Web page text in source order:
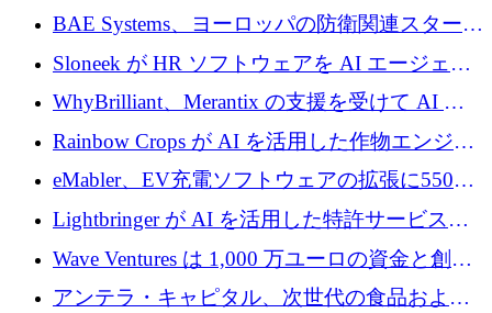
オを拡大するためにシリーズ A で 1,300 万ド
ルを調達
BAE Systems、ヨーロッパの防衛関連スタート
アップの規模拡大を支援するために 5,000 万
ユーロの支援を開始
Sloneek が HR ソフトウェアを AI エージェン
トに変えるために 600 万ドルを調達
WhyBrilliant、Merantix の支援を受けて AI 求
人マッチングを拡大するために 100 万ユーロ
Rainbow Crops が AI を活用した作物エンジニ
アリングを拡張するために 970 万ユーロを調
eMabler、EV充電ソフトウェアの拡張に550万
ユーロを確保
Lightbringer が AI を活用した特許サービスを
拡大するために 1,000 万ドルを調達
Wave Ventures は 1,000 万ユーロの資金と創設
者補助金で 10 周年を迎える
アンテラ・キャピタル、次世代の食品および